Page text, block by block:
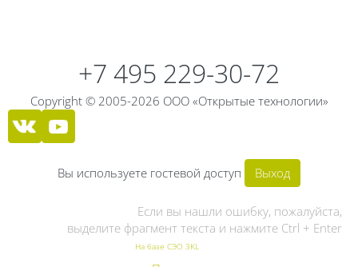
+7 495 229-30-72
Copyright © 2005-2026 ООО «Открытые технологии»
Вы используете гостевой доступ Выход
Если вы нашли ошибку, пожалуйста,
выделите фрагмент текста и нажмите Ctrl + Enter
На базе СЭО 3KL